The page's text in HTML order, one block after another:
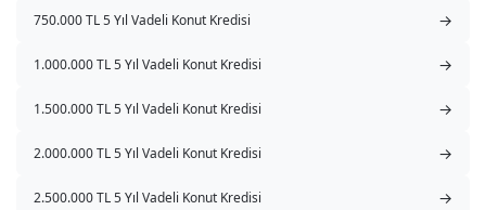
750.000 TL 5 Yıl Vadeli Konut Kredisi →
1.000.000 TL 5 Yıl Vadeli Konut Kredisi →
1.500.000 TL 5 Yıl Vadeli Konut Kredisi →
2.000.000 TL 5 Yıl Vadeli Konut Kredisi →
2.500.000 TL 5 Yıl Vadeli Konut Kredisi →